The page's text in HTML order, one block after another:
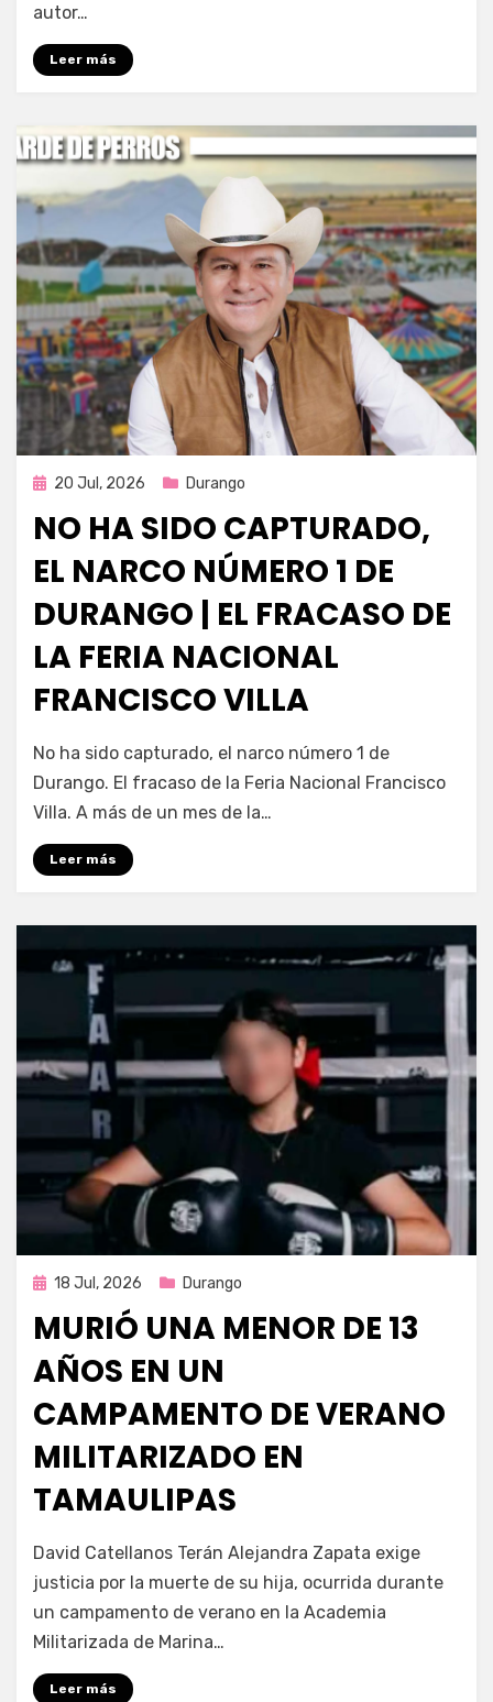
autor…
Leer más
Publicada
20 Jul, 2026 Durango
NO HA SIDO CAPTURADO,
EL NARCO NÚMERO 1 DE
DURANGO | EL FRACASO DE
LA FERIA NACIONAL
FRANCISCO VILLA
por Fernando Miranda Servín
No ha sido capturado, el narco número 1 de
Durango. El fracaso de la Feria Nacional Francisco
Villa. A más de un mes de la…
Leer más
Publicada
18 Jul, 2026 Durango
MURIÓ UNA MENOR DE 13
AÑOS EN UN
CAMPAMENTO DE VERANO
MILITARIZADO EN
TAMAULIPAS
por Fernando Miranda Servín
David Catellanos Terán Alejandra Zapata exige
justicia por la muerte de su hija, ocurrida durante
un campamento de verano en la Academia
Militarizada de Marina…
Leer más